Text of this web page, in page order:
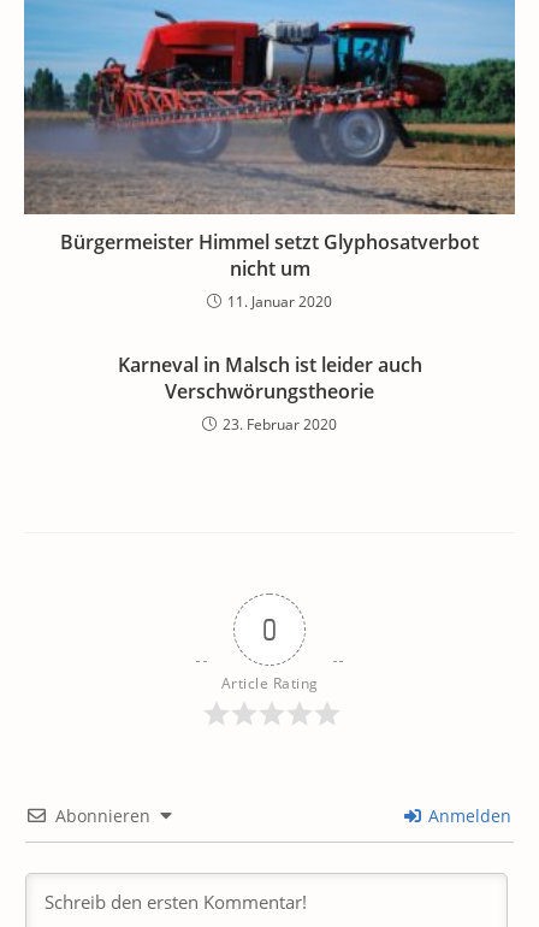
Bürgermeister Himmel setzt Glyphosatverbot
nicht um
11. Januar 2020
Karneval in Malsch ist leider auch
Verschwörungstheorie
23. Februar 2020
0
Article Rating
Abonnieren Anmelden